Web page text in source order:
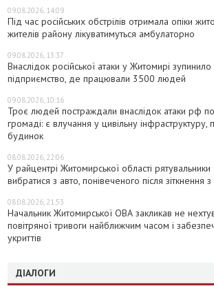
09.08.2026, 14:09
Під час російських обстрілів отримала опіки
жителів району лікуватимуться амбулаторно
09.08.2026, 13:37
Внаслідок російської атаки у Житомирі
підприємство, де працювали 3500 людей
09.08.2026, 10:16
Троє людей постраждали внаслідок атаки рф
громаді: є влучання у цивільну інфраструктуру,
будинок
08.08.2026, 22:06
У райцентрі Житомирської області
вибратися з авто, понівеченого після зіткнення
08.08.2026, 21:53
Начальник Житомирської ОВА закликав не
повітряної тривоги найближчим часом і
укриттів
ДІАЛОГИ